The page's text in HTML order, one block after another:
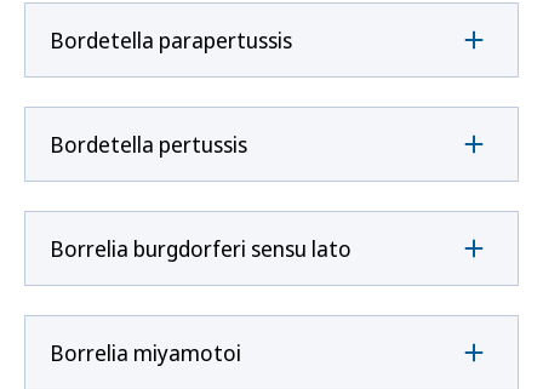
Bordetella parapertussis
Bordetella pertussis
Borrelia burgdorferi sensu lato
Borrelia miyamotoi